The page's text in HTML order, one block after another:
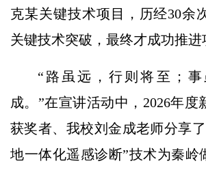
克某关键技术项目，历经30余
关键技术突破，最终才成功推进
“路虽远，行则将至；
成。”在宣讲活动中，2026年度
获奖者、我校刘金成老师分享
地一体化遥感诊断”技术为秦岭